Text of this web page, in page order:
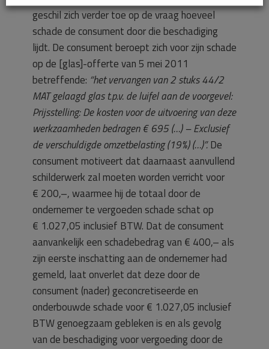
geschil zich verder toe op de vraag hoeveel
schade de consument door die beschadiging
lijdt. De consument beroept zich voor zijn schade
op de [glas]-offerte van 5 mei 2011
betreffende: “het vervangen van 2 stuks 44/2
MAT gelaagd glas t.p.v. de luifel aan de voorgevel:
Prijsstelling:De kosten voor de uitvoering van deze
werkzaamheden bedragen € 695 (…) – Exclusief
de verschuldigde omzetbelasting (19%) (…)”.De
consument motiveert dat daarnaast aanvullend
schilderwerk zal moeten worden verricht voor
€ 200,–, waarmee hij de totaal door de
ondernemer te vergoeden schade schat op
€ 1.027,05 inclusief BTW. Dat de consument
aanvankelijk een schadebedrag van € 400,– als
zijn eerste inschatting aan de ondernemer had
gemeld, laat onverlet dat deze door de
consument (nader) geconcretiseerde en
onderbouwde schade voor € 1.027,05 inclusief
BTW genoegzaam gebleken is en als gevolg
van de beschadiging voor vergoeding door de